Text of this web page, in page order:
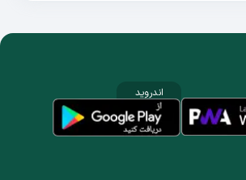
اندروید